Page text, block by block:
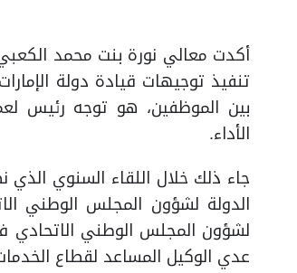
أكدت معالي نورة بنت محمد
تنفيذ توجيهات قيادة دولة
بين الموظفين، هو توجه رئيس
الأداء.
جاء ذلك خلال اللقاء السنوي
الدولة لشؤون المجلس الوطني
لشؤون المجلس الوطني الاتحادي
عدي الوكيل المساعد لقطاع